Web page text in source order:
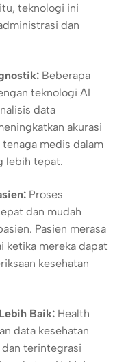
teknologi ini
dan
Beberapa
teknologi AI
data
akurasi
medis dalam
lebih tepat.
Proses
dan mudah
Pasien merasa
ketika mereka dapat
kesehatan
Baik:Health
data kesehatan
terintegrasi